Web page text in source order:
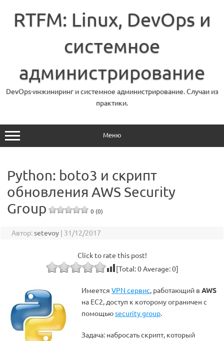
содержимому
RTFM: Linux, DevOps и
системное
администрирование
DevOps-инжиниринг и системное администрирование. Случаи из
практики.
Меню
Python: boto3 и скрипт
обновления AWS Security
Group
0 (0)
Автор:setevoy | 31/12/2017
Click to rate this post!
[Total:0Average:0]
Имеется VPN сервис, работающий в AWS
на EC2, доступ к которому ограничен с
помощьюsecurity group.
Задача: набросать скрипт, который